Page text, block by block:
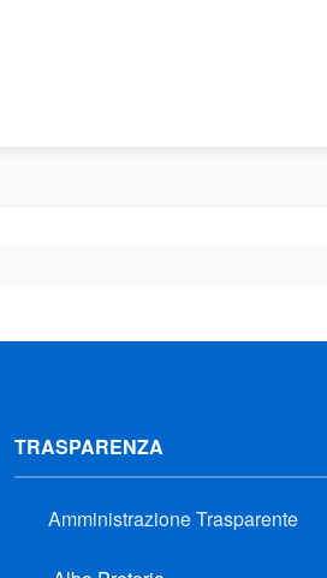
TRASPARENZA
Amministrazione Trasparente